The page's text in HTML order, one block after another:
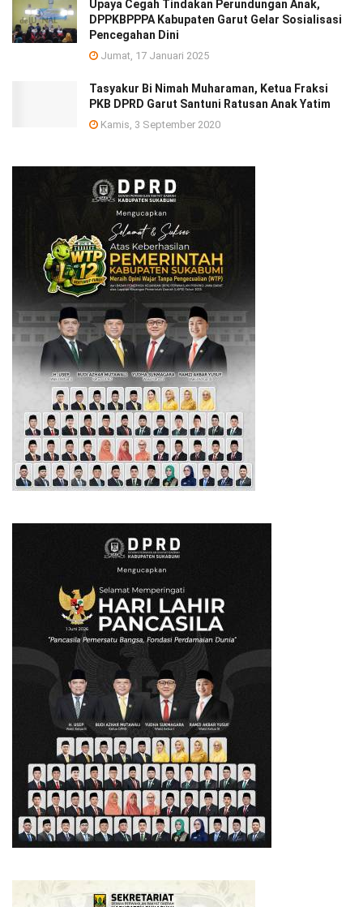
Upaya Cegah Tindakan Perundungan Anak,
DPPKBPPPA Kabupaten Garut Gelar Sosialisasi
Pencegahan Dini
Jumat, 17 Januari 2025
Tasyakur Bi Nimah Muharaman, Ketua Fraksi
PKB DPRD Garut Santuni Ratusan Anak Yatim
Kamis, 3 September 2020